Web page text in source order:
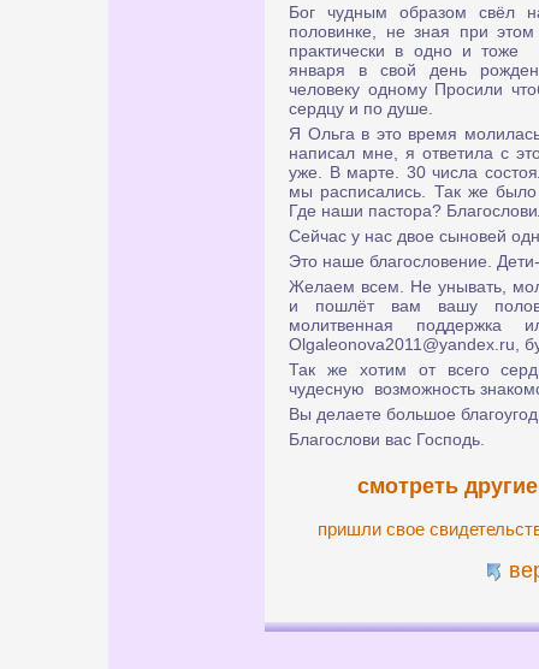
Бог чудным образом свёл
половинке, не зная при этом
практически в одно и
января в свой день
человеку одному Просили
сердцу и по душе.
Я Ольга в это время
написал мне, я ответила с
уже. В марте. 30 числа
мы расписались. Так же
Где наши пастора?
Сейчас у нас двое сыновей
Это наше благословение.
Желаем всем. Не унывать,
и пошлёт вам вашу
молитвенная поддержка
Olgaleonova2011@yandex.ru,
Так же хотим от всего
чудесную возможность
Вы делаете большое
Благослови вас Господь.
смотреть
пришли свое